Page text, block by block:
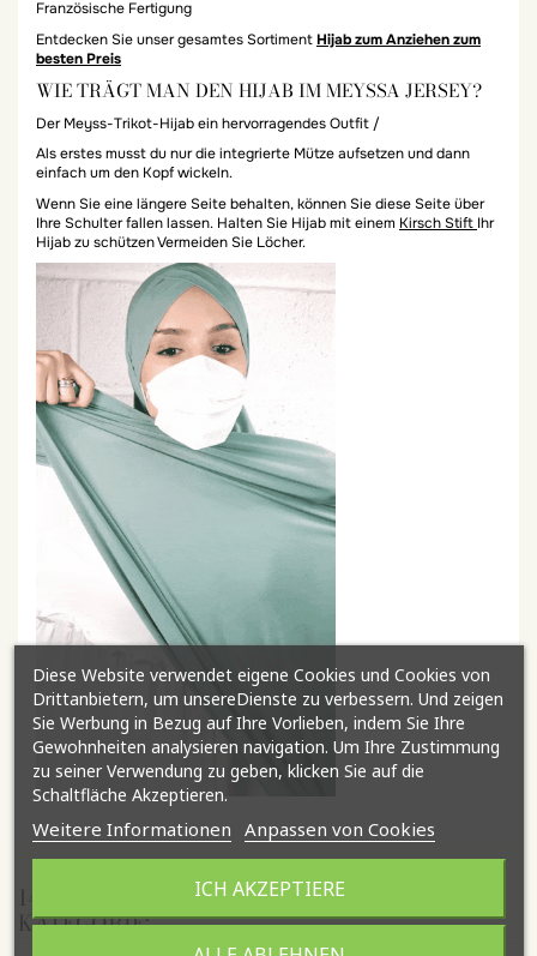
Französische Fertigung
Entdecken Sie unser gesamtes SortimentHijab zum Anziehen zum
besten Preis
WIE TRÄGT MAN DEN HIJAB IM MEYSSA JERSEY?
Der Meyss-Trikot-Hijab ein hervorragendes Outfit /
Als erstes musst du nur die integrierte Mütze aufsetzen und dann
einfach um den Kopf wickeln.
Wenn Sie eine längere Seite behalten, können Sie diese Seite über
Ihre Schulter fallen lassen. Halten Sie Hijab mit einem Kirsch Stift Ihr
Hijab zu schützen Vermeiden Sie Löcher.
14 ANDERE ARTIKEL IN DER GLEICHEN
KATEGORIE:
Diese Website verwendet eigene Cookies und Cookies von
Drittanbietern, um unsereDienste zu verbessern. Und zeigen
Sie Werbung in Bezug auf Ihre Vorlieben, indem Sie Ihre
Gewohnheiten analysieren navigation. Um Ihre Zustimmung
zu seiner Verwendung zu geben, klicken Sie auf die
Schaltfläche Akzeptieren.
Weitere Informationen Anpassen von Cookies
ICH AKZEPTIERE